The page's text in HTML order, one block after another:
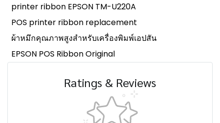
printer ribbon EPSON TM-U220A
POS printer ribbon replacement
ผ้าหมึกคุณภาพสูงสำหรับเครื่องพิมพ์เอปสัน
EPSON POS Ribbon Original
Ratings & Reviews